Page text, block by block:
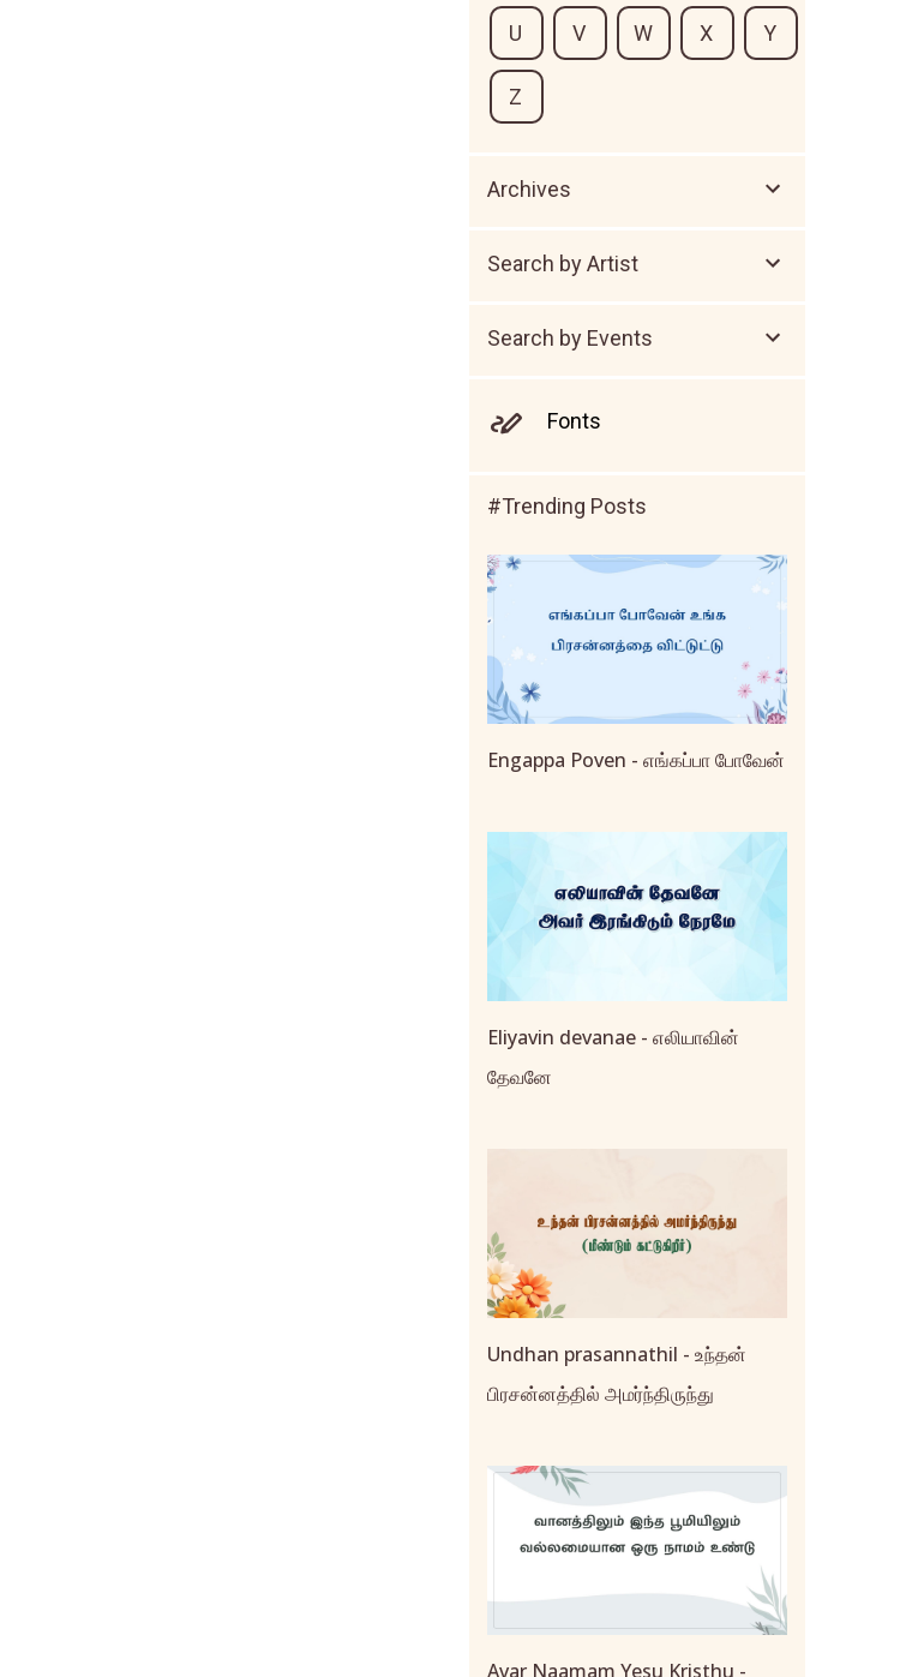
U V W X Y
Z
Archives
Search by Artist
Search by Events
Fonts
#Trending Posts
Engappa Poven - எங்கப்பா போவேன்
Eliyavin devanae - எலியாவின்
தேவனே
Undhan prasannathil - உந்தன்
பிரசன்னத்தில் அமர்ந்திருந்து
Avar Naamam Yesu Kristhu -